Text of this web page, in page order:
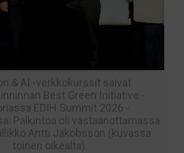
askeleet
& AI -verkkokurssit saivat
Best Green Initiative -
EDIH Summit 2026 -
Palkintoa oli vastaanottamassa
Antti Jakobsson (kuvassa
toinen oikealta).